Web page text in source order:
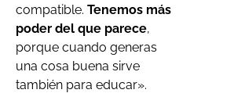
compatible. Tenemos más
poder del que parece,
porque cuando generas
una cosa buena sirve
también para educar».